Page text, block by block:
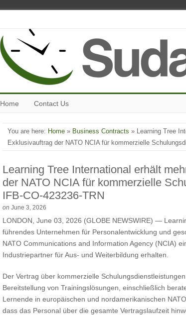
Home Contact Us
You are here: Home » Business Contracts » Learning Tree
Exklusivauftrag der NATO NCIA für kommerzielle
Learning Tree International erhält
der NATO NCIA für kommerzielle
IFB-CO-423236-TRN
on June 3, 2026
LONDON, June 03, 2026 (GLOBE NEWSWIRE) —
führendes Unternehmen für Personalentwicklung und
NATO Communications and Information Agency (NCIA)
Industriepartner für Aus- und Weiterbildung erhalten.
Der Vertrag über kommerzielle
Bereitstellung von Trainingslösungen, einschließlich
Lernende in europäischen und nordamerikanischen
dass das Personal über die gesamte Vertragslaufzeit